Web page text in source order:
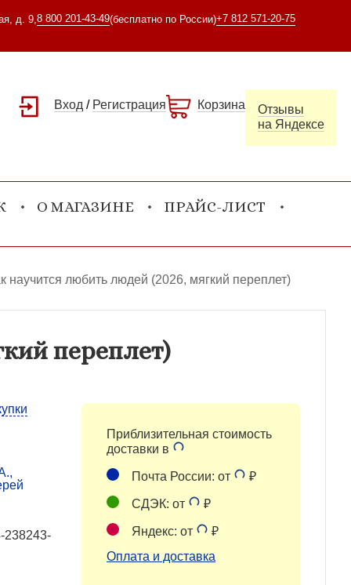
д. 9, 8 800 201-43-49(бесплатно по России)+7 812 571-20-75
Вход / Регистрация Корзина
Отзывы
на Яндексе
О МАГАЗИНЕ ПРАЙС-ЛИСТ
научится любить людей (2026, мягкий переплет)
переплет)
238243-
Приблизительная стоимость
доставки в
Почта России: от ₽
СДЭК: от ₽
Яндекс: от
₽
Оплата и доставка